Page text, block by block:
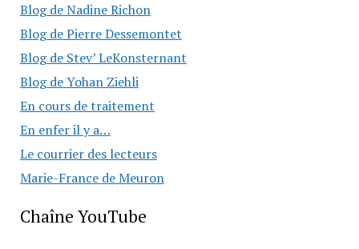
Blog de Nadine Richon
Blog de Pierre Dessemontet
Blog de Stev’ LeKonsternant
Blog de Yohan Ziehli
En cours de traitement
En enfer il y a…
Le courrier des lecteurs
Marie-France de Meuron
Chaîne YouTube